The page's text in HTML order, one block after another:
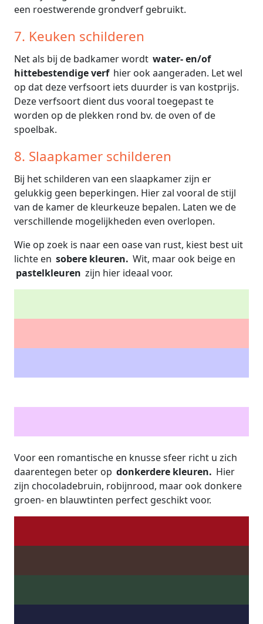
een roestwerende grondverf gebruikt.
7. Keuken schilderen
Net als bij de badkamer wordt water- en/of
hittebestendige verf hier ook aangeraden. Let wel
op dat deze verfsoort iets duurder is van kostprijs.
Deze verfsoort dient dus vooral toegepast te
worden op de plekken rond bv. de oven of de
spoelbak.
8. Slaapkamer schilderen
Bij het schilderen van een slaapkamer zijn er
gelukkig geen beperkingen. Hier zal vooral de stijl
van de kamer de kleurkeuze bepalen. Laten we de
verschillende mogelijkheden even overlopen.
Wie op zoek is naar een oase van rust, kiest best uit
lichte en sobere kleuren. Wit, maar ook beige en
pastelkleuren zijn hier ideaal voor.
Voor een romantische en knusse sfeer richt u zich
daarentegen beter op donkerdere kleuren. Hier
zijn chocoladebruin, robijnrood, maar ook donkere
groen- en blauwtinten perfect geschikt voor.